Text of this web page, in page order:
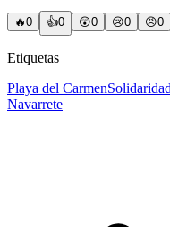
🔥0 👍0 😲0 😢0 😠0
Etiquetas
Playa del CarmenSolidaridad
Navarrete